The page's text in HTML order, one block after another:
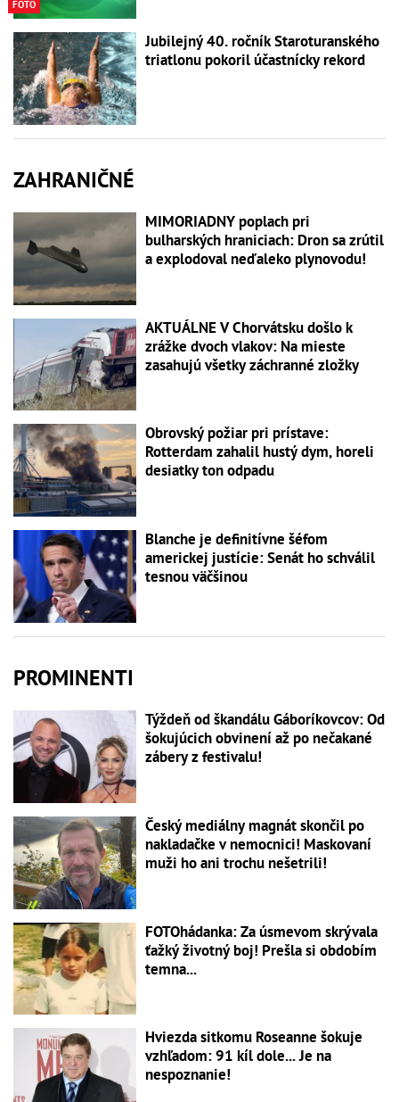
FOTO
Jubilejný 40. ročník Staroturanského
triatlonu pokoril účastnícky rekord
ZAHRANIČNÉ
MIMORIADNY poplach pri
bulharských hraniciach: Dron sa zrútil
a explodoval neďaleko plynovodu!
AKTUÁLNE V Chorvátsku došlo k
zrážke dvoch vlakov: Na mieste
zasahujú všetky záchranné zložky
Obrovský požiar pri prístave:
Rotterdam zahalil hustý dym, horeli
desiatky ton odpadu
Blanche je definitívne šéfom
americkej justície: Senát ho schválil
tesnou väčšinou
PROMINENTI
Týždeň od škandálu Gáboríkovcov: Od
šokujúcich obvinení až po nečakané
zábery z festivalu!
Český mediálny magnát skončil po
nakladačke v nemocnici! Maskovaní
muži ho ani trochu nešetrili!
FOTOhádanka: Za úsmevom skrývala
ťažký životný boj! Prešla si obdobím
temna...
Hviezda sitkomu Roseanne šokuje
vzhľadom: 91 kíl dole... Je na
nespoznanie!